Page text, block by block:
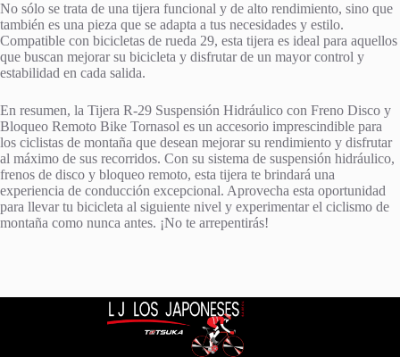
No sólo se trata de una tijera funcional y de alto rendimiento, sino que
también es una pieza que se adapta a tus necesidades y estilo.
Compatible con bicicletas de rueda 29, esta tijera es ideal para aquellos
que buscan mejorar su bicicleta y disfrutar de un mayor control y
estabilidad en cada salida.
En resumen, la Tijera R-29 Suspensión Hidráulico con Freno Disco y
Bloqueo Remoto Bike Tornasol es un accesorio imprescindible para
los ciclistas de montaña que desean mejorar su rendimiento y disfrutar
al máximo de sus recorridos. Con su sistema de suspensión hidráulico,
frenos de disco y bloqueo remoto, esta tijera te brindará una
experiencia de conducción excepcional. Aprovecha esta oportunidad
para llevar tu bicicleta al siguiente nivel y experimentar el ciclismo de
montaña como nunca antes. ¡No te arrepentirás!